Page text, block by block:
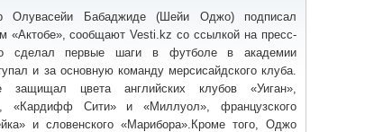
Олувасейи Бабаджиде (Шейи Оджо) подписал
«Актобе», сообщают Vesti.kz со ссылкой на пресс-
сделал первые шаги в футболе в академии
и за основную команду мерсисайдского клуба.
цвета английских клубов «Уиган»,
«Кардифф Сити» и «Миллуол», французского
и словенского «Марибора».Кроме того, Оджо